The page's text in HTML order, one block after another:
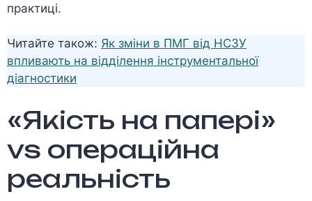
практиці.
Читайте також: Як зміни в ПМГ від НСЗУ
впливають на відділення інструментальної
діагностики
«Якість на папері»
vs операційна
реальність